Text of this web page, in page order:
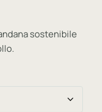
sostenibile